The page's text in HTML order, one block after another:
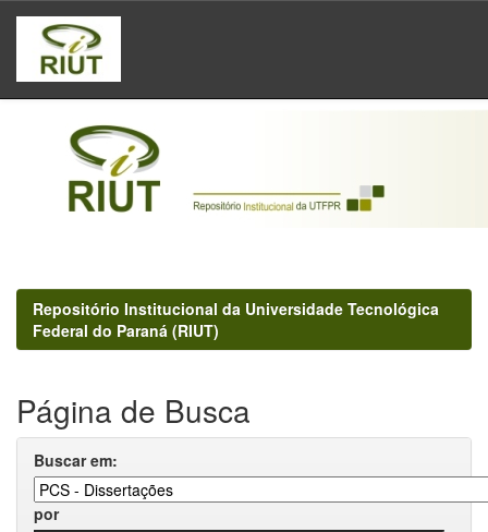
Skip
navigation
Repositório Institucional da Universidade Tecnológica
Federal do Paraná (RIUT)
Página de Busca
Buscar em:
por